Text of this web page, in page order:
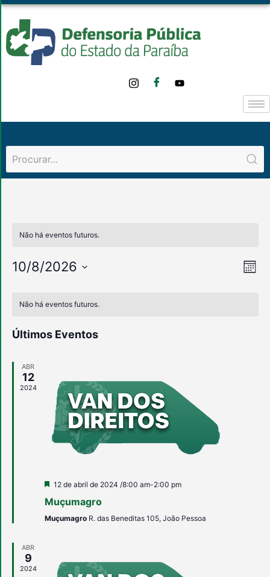
Não há eventos futuros.
Mês
10/8/2026
data.
Calendárior
Eventos
Não há eventos futuros.
Últimos Eventos
ABR
12
2024
Destacado
12 de abril de 2024 /8:00 am-2:00 pm
Muçumagro
Muçumagro R. das Beneditas 105, João Pessoa
ABR
9
2024